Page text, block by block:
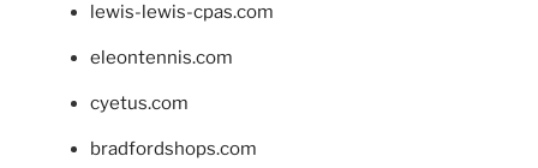
lewis-lewis-cpas.com
eleontennis.com
cyetus.com
bradfordshops.com